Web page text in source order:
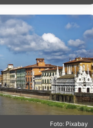
Foto: Pixabay